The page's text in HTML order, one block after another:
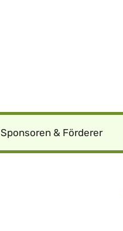
Sponsoren & Förderer